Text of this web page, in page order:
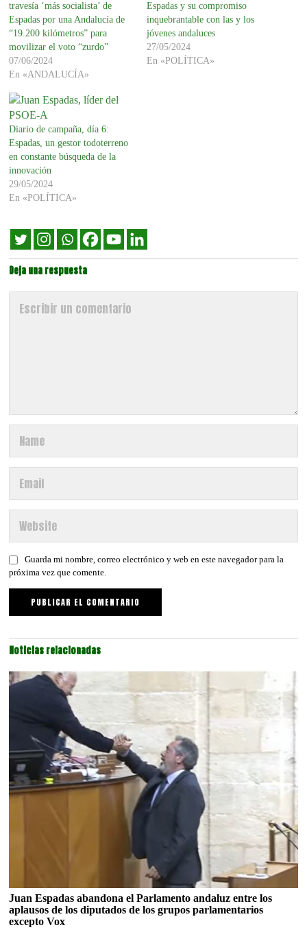
travesía ‘más socialista’ de
Espadas por una Andalucía de
“19.200 kilómetros” para
movilizar el voto “zurdo”
07/06/2024
En «ANDALUCÍA»
Espadas y su compromiso
inquebrantable con las y los
jóvenes andaluces
27/05/2024
En «POLÍTICA»
Diario de campaña, día 6:
Espadas, un gestor todoterreno
en constante búsqueda de la
innovación
29/05/2024
En «POLÍTICA»
Deja una respuesta
Guarda mi nombre, correo electrónico y web en este navegador para la
próxima vez que comente.
Noticias relacionadas
Juan Espadas abandona el Parlamento andaluz entre los
aplausos de los diputados de los grupos parlamentarios
excepto Vox